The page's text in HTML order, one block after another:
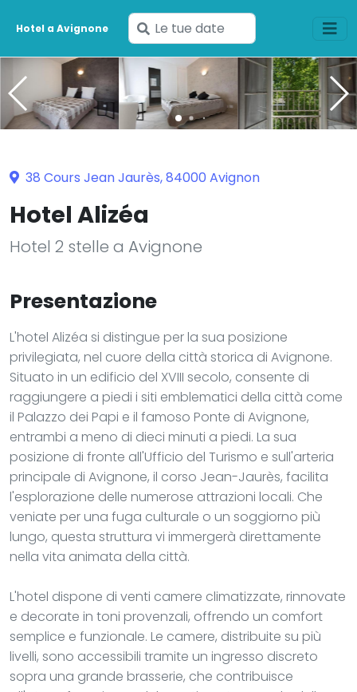
Hotel a Avignone
Inserisci
le
tue
date
38 Cours Jean Jaurès, 84000 Avignon
Hotel Alizéa
Hotel 2 stelle a Avignone
Presentazione
L'hotel Alizéa si distingue per la sua posizione
privilegiata, nel cuore della città storica di Avignone.
Situato in un edificio del XVIII secolo, consente di
raggiungere a piedi i siti emblematici della città come
il Palazzo dei Papi e il famoso Ponte di Avignone,
entrambi a meno di dieci minuti a piedi. La sua
posizione di fronte all'Ufficio del Turismo e sull'arteria
principale di Avignone, il corso Jean-Jaurès, facilita
l'esplorazione delle numerose attrazioni locali. Che
veniate per una fuga culturale o un soggiorno più
lungo, questa struttura vi immergerà direttamente
nella vita animata della città.
L'hotel dispone di venti camere climatizzate, rinnovate
e decorate in toni provenzali, offrendo un comfort
semplice e funzionale. Le camere, distribuite su più
livelli, sono accessibili tramite un ingresso discreto
sopra una grande brasserie, che contribuisce